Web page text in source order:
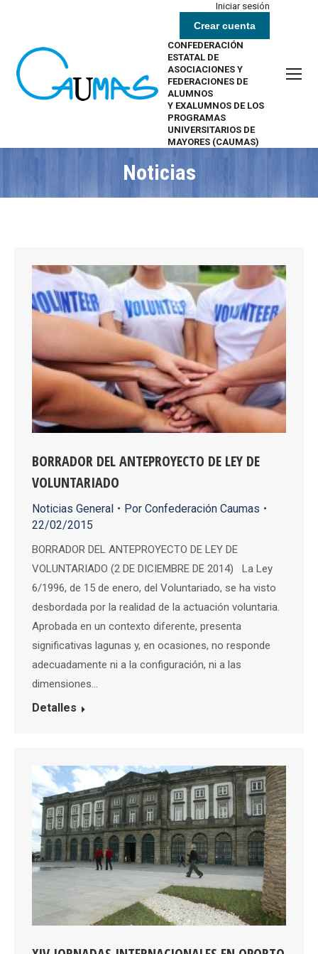
Iniciar sesión
Crear cuenta
CONFEDERACIÓN
ESTATAL DE
ASOCIACIONES Y
FEDERACIONES DE
ALUMNOS
Y EXALUMNOS DE LOS
PROGRAMAS
UNIVERSITARIOS DE
MAYORES (CAUMAS)
Noticias
Estás aquí:
BORRADOR DEL ANTEPROYECTO DE LEY DE
VOLUNTARIADO
Noticias General Por Confederación Caumas
22/02/2015
BORRADOR DEL ANTEPROYECTO DE LEY DE
VOLUNTARIADO (2 DE DICIEMBRE DE 2014) La Ley
6/1996, de 15 de enero, del Voluntariado, se ha visto
desbordada por la realidad de la actuación voluntaria.
Aprobada en un contexto diferente, presenta
significativas lagunas y, en ocasiones, no responde
adecuadamente ni a la configuración, ni a las
dimensiones…
Detalles